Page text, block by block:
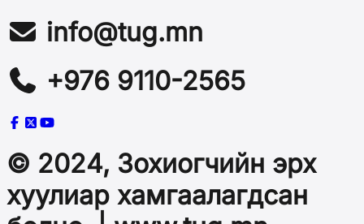
info@tug.mn
+976 9110-2565
© 2024, Зохиогчийн эрх
хуулиар хамгаалагдсан